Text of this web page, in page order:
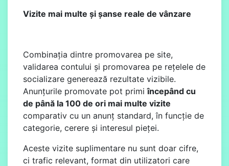
Vizite mai multe și șanse reale de vânzare
Combinația dintre promovarea pe site,
validarea contului și promovarea pe rețelele de
socializare generează rezultate vizibile.
Anunțurile promovate pot primiîncepând cu
de până la 100 de ori mai multe vizite
comparativ cu un anunț standard, în funcție de
categorie, cerere și interesul pieței.
Aceste vizite suplimentare nu sunt doar cifre,
ci trafic relevant, format din utilizatori care